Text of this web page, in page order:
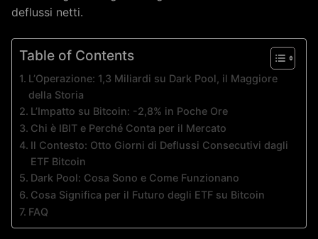
deflussi netti.
Table of Contents
L’Operazione: 1,3 Miliardi su Dark Pool, il Maggiore
della Storia
L’Impatto su Bitcoin: -2,8% in Poche Ore
Chi è IBIT e Perché Conta per il Mercato
Il Contesto: Otto Giorni di Deflussi Consecutivi dagli
ETF Bitcoin
Dark Pool: Cosa Sono e Come Funzionano
Cosa Significa per il Futuro degli ETF su Bitcoin
FAQ